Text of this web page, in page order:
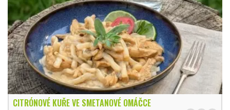
CITRÓNOVÉ KUŘE VE SMETANOVÉ OMÁČCE